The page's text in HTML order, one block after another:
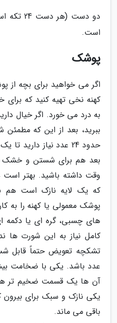
دو دست
است.
پوشک
کهنه نخی تهیه کنید که
به درد می خورد. اگر خیال
ببرید، بعد از این که
حدود 24 عدد نیاز دارید
بعد هم برای شستن و خشک
وقت داشته باشید. بهتر است
که یک لایه نازک است هم
پوشک معمولی یا کهنه را به
های چسبی، گره ای یا دکمه
کامل نیاز به این شورت ها
تشکچه تعویض حتماً قابل
عدد باشد. یکی با ضخامت
آن ها یک قسمت ضخیم تر هم
یکی نازک و سبک برای
باقی می ماند.